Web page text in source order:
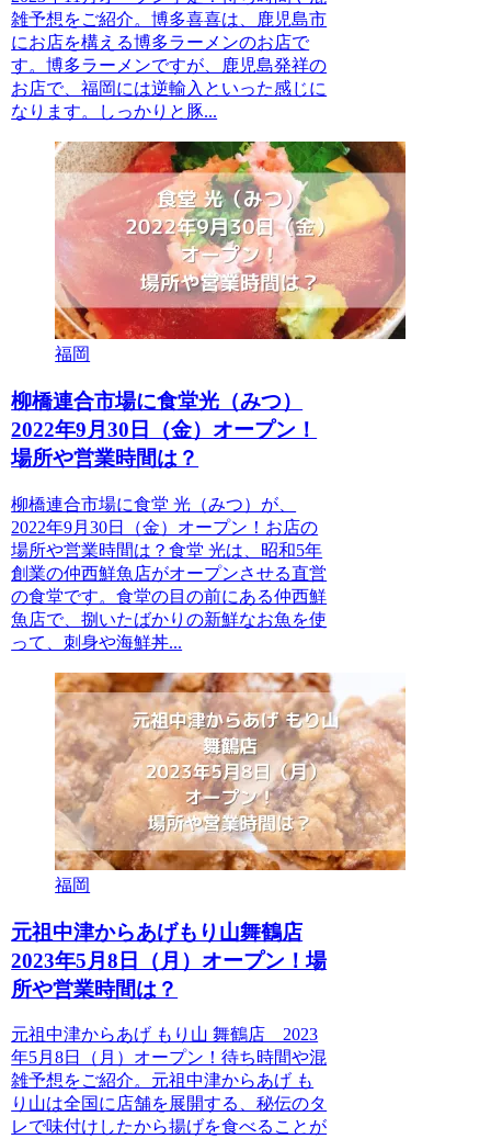
雑予想をご紹介。博多喜喜は、鹿児島市
にお店を構える博多ラーメンのお店で
す。博多ラーメンですが、鹿児島発祥の
お店で、福岡には逆輸入といった感じに
なります。しっかりと豚...
福岡
柳橋連合市場に食堂光（みつ）
2022年9月30日（金）オープン！
場所や営業時間は？
柳橋連合市場に食堂 光（みつ）が、
2022年9月30日（金）オープン！お店の
場所や営業時間は？食堂 光は、昭和5年
創業の仲西鮮魚店がオープンさせる直営
の食堂です。食堂の目の前にある仲西鮮
魚店で、捌いたばかりの新鮮なお魚を使
って、刺身や海鮮丼...
福岡
元祖中津からあげもり山舞鶴店
2023年5月8日（月）オープン！場
所や営業時間は？
元祖中津からあげ もり山 舞鶴店 2023
年5月8日（月）オープン！待ち時間や混
雑予想をご紹介。元祖中津からあげ も
り山は全国に店舗を展開する、秘伝のタ
レで味付けしたから揚げを食べることが